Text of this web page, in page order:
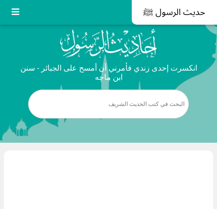
حديث الرسول ﷺ
انكسرت إحدى زندي فأمرني أن أمسح على الجبائر - سنن
ابن ماجه